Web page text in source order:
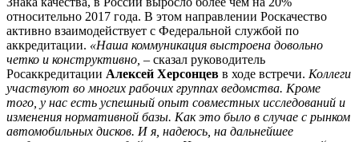
относительно 2017 года. В этом направлении Роскачество
активно взаимодействует с Федеральной службой по
аккредитации. «Наша коммуникация выстроена довольно
четко и конструктивно, – сказал руководитель
Росаккредитации Алексей Херсонцев в ходе встречи. Коллеги
участвуют во многих рабочих группах ведомства. Кроме
того, у нас есть успешный опыт совместных исследований и
изменения нормативной базы. Как это было в случае с рынком
автомобильных дисков. И я, надеюсь, на дальнейшее